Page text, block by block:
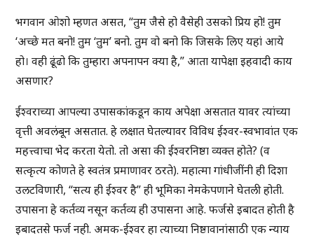
भगवान ओशो म्हणत असत, “तुम जैसे हो वैसेही उसको प्रिय हो! तुम
‘अच्छे मत बनो! तुम ‘तुम’ बनो. तुम वो बनो कि जिसके लिए यहां आये
हो। वही ढूंढो कि तुम्हारा अपनापन क्या है,” आता यापेक्षा इहवादी काय
असणार?
ईश्वराच्या आपल्या उपासकांकडून काय अपेक्षा असतात यावर त्यांच्या
वृत्ती अवलंबून असतात. हे लक्षात घेतल्यावर विविध ईश्वर-स्वभावांत एक
महत्त्वाचा भेद करता येतो. तो असा की ईश्वरनिष्ठा व्यक्त होते? (व
सत्कृत्य कोणते हे स्वतंत्र प्रमाणावर ठरते). महात्मा गांधीजींनी ही दिशा
उलटविणारी, “सत्य ही ईश्वर है” ही भूमिका नेमकेपणाने घेतली होती.
उपासना हे कर्तव्य नसून कर्तव्य ही उपासना आहे. फर्जसे इबादत होती है
इबादतसे फर्ज नही. अमक-ईश्वर हा त्याच्या निष्ठावानांसाठी एक न्याय